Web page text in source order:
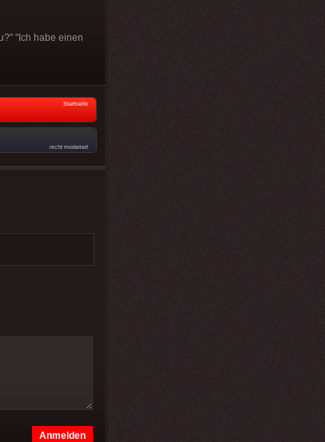
"Ich habe einen
Startseite
nicht moderiert